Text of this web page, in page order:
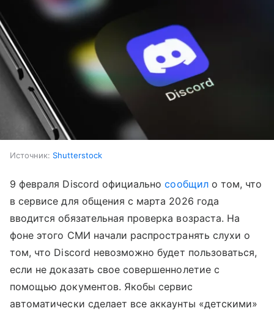
Источник: Shutterstock
9 февраля Discord официальносообщило том, что
в сервисе для общения с марта 2026 года
вводится обязательная проверка возраста. На
фоне этого СМИ начали распространять слухи о
том, что Discord невозможно будет пользоваться,
если не доказать свое совершеннолетие с
помощью документов. Якобы сервис
автоматически сделает все аккаунты «детскими»